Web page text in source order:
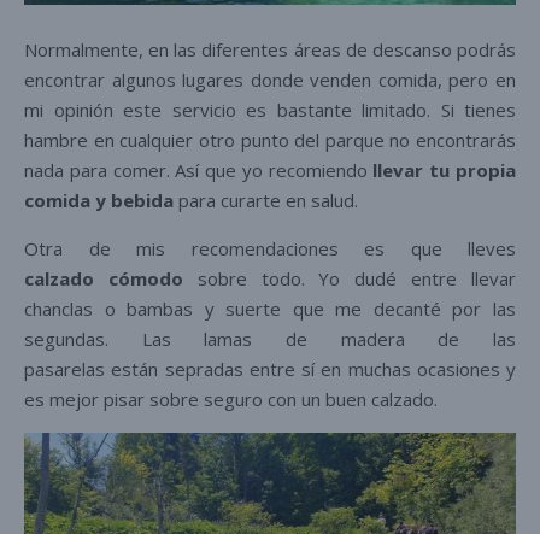
Normalmente, en las diferentes áreas de descanso podrás
encontrar algunos lugares donde venden comida, pero en
mi opinión este servicio es bastante limitado. Si tienes
hambre en cualquier otro punto del parque no encontrarás
nada para comer. Así que yo recomiendo llevar tu propia
comida y bebida para curarte en salud.
Otra de mis recomendaciones es que lleves
calzado cómodo sobre todo. Yo dudé entre llevar
chanclas o bambas y suerte que me decanté por las
segundas. Las lamas de madera de las
pasarelas están sepradas entre sí en muchas ocasiones y
es mejor pisar sobre seguro con un buen calzado.